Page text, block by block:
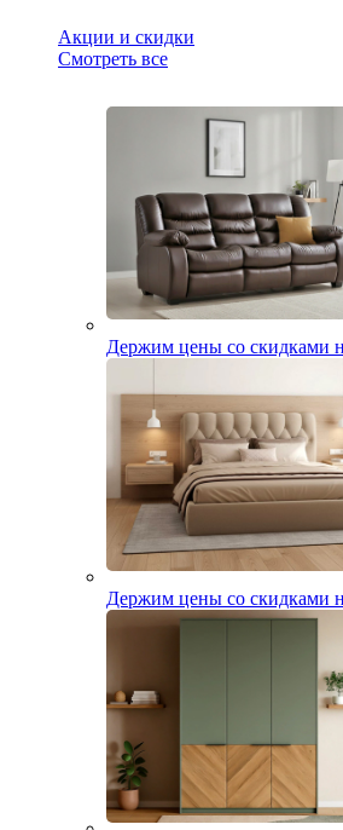
Акции и скидки
Смотреть все
Держим цены со скидками
Держим цены со скидками